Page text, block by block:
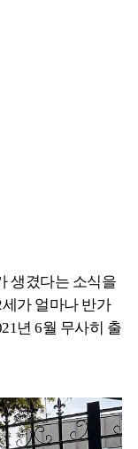
생겼다는 소식을
가 얼마나 반가
년 6월 무사히 출